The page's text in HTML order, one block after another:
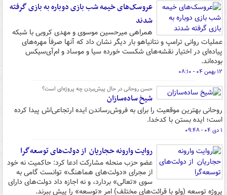
عروسک‌های خیمه شب بازی دوباره به بازی گرفته
شدند
همراهی میرحسین موسوی و مهدی کروبی با شبکه
عملیات روانی ترامپ و نتانیاهو بار دیگر نشان داد که آنها صرفاً مهره‌های
پیاده‌ای در اختیار نقشه‌های شکست خورده سیا و موساد و ‌ام‌آی‌سیکس
بوده‌اند.
۱۲ بهمن ۰۴ - ۰۸:۱۰
حسن روحانی در حال پیش‌بردن چه پروژه‌ای است؟
شیخ ساده‌سازان
روحانی بهترین موقعیت را برای به فروش‌رساندن ایده‌ ارتجاعی‌اش پیدا کرده
است؛ ایده‌ بستن با کدخدا.
۱ دی ۰۴ - ۰۹:۴۸
روایت وارونه حجاریان از دولت‌های توسعه‌گرا
عضو حزب منحله مشارکت ادعا کرد: حاکمیت نه خود
از مجرای «دولت‌های هماهنگ» توانست گامی به
سوی «تعالی» بردارد، و نه اجازه داد دولت‌های دارای
پروژه توسعه (ولو با قرائت‌های مختلف) امر «توسعه» را پیش ببرند.